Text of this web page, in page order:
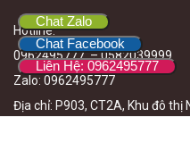
Hotline:
0962495777 – 0582039999
Zalo: 0962495777
Địa chỉ: P903, CT2A, Khu đô thị
Chat Zalo
Chat Facebook
Liên Hệ: 0962495777